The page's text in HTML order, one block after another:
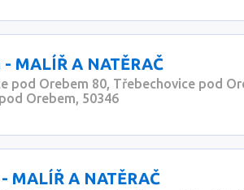
MALÍŘ A NATĚRAČ
pod Orebem 80, Třebechovice pod
Orebem, 50346
MALÍŘ A NATĚRAČ